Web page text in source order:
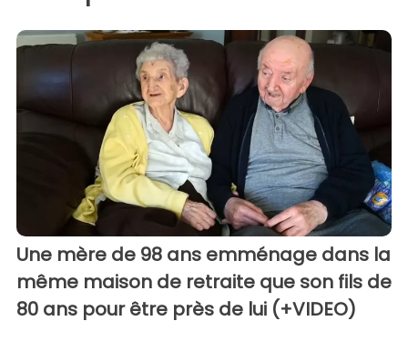
Une mère de 98 ans emménage dans la
même maison de retraite que son fils de
80 ans pour être près de lui (+VIDEO)